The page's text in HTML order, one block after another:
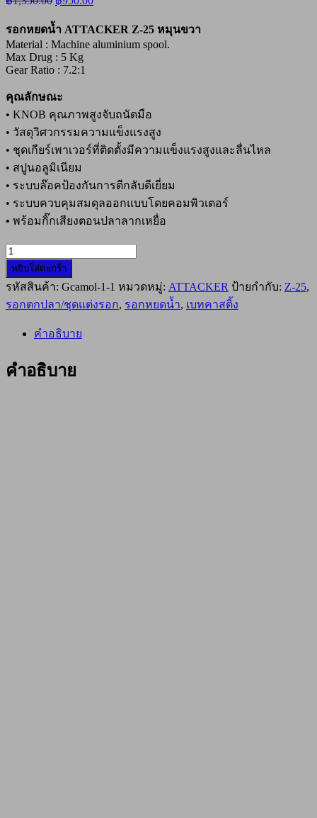
price
was:
฿1,350.00.
price
฿950.00.
รอกหยดน้ำ ATTACKER Z-25 หมุนขวา
Material : Machine aluminium spool.
Max Drug : 5 Kg
Gear Ratio : 7.2:1
คุณลักษณะ
• KNOB คุณภาพสูงจับถนัดมือ
• วัสดุวิศวกรรมความแข็งแรงสูง
• ชุดเกียร์เพาเวอร์ที่ติดตั้งมีความแข็งแรงสูงและลื่นไหล
• สปูนอลูมิเนียม
• ระบบล๊อคป้องกันการตีกลับดีเยี่ยม
• ระบบควบคุมสมดุลออกแบบโดยคอมพิวเตอร์
• พร้อมกิ๊กเสียงตอนปลาลากเหยื่อ
จำนวน
รอก
หยด
น้ำ
25
พร้อม
หยิบใส่ตะกร้า
รหัสสินค้า: Gcamol-1-1 หมวดหมู่: ATTACKER ป้ายกำกับ: Z-25,
รอกตกปลา/ชุดแต่งรอก, รอกหยดน้ำ, เบทคาสติ้ง
คำอธิบาย
คำอธิบาย